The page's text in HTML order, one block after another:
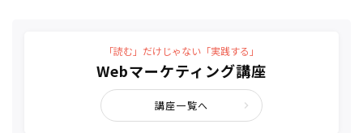
「読む」だけじゃない「実践する」
Webマーケティング講座
講座一覧へ